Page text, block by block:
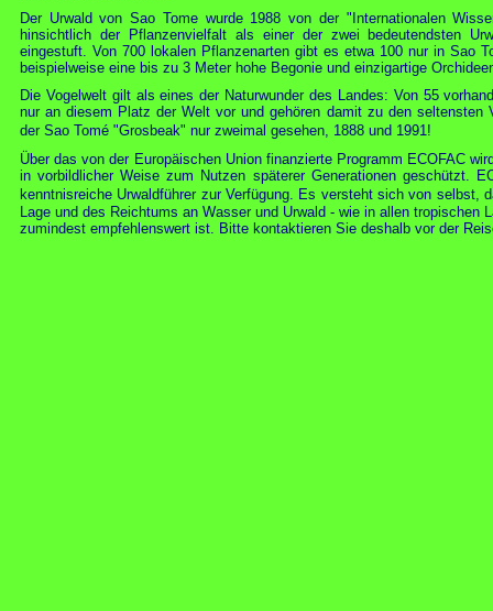
Der Urwald von Sao Tome wurde 1988 von der "Internationalen
hinsichtlich der Pflanzenvielfalt als einer der zwei bedeutendsten
eingestuft. Von 700 lokalen Pflanzenarten gibt es etwa 100 nur in Sao
beispielweise eine bis zu 3 Meter hohe Begonie und einzigartige
Die Vogelwelt gilt als eines der Naturwunder des Landes: Von 55
nur an diesem Platz der Welt vor und gehören damit zu den seltensten
der Sao Tomé "Grosbeak" nur zweimal gesehen, 1888 und 1991!
Über das von der Europäischen Union finanzierte Programm ECOFAC
in vorbildlicher Weise zum Nutzen späterer Generationen geschützt.
kenntnisreiche Urwaldführer zur Verfügung. Es versteht sich von selbst,
Lage und des Reichtums an Wasser und Urwald - wie in allen tropischen
zumindest empfehlenswert ist. Bitte kontaktieren Sie deshalb vor der